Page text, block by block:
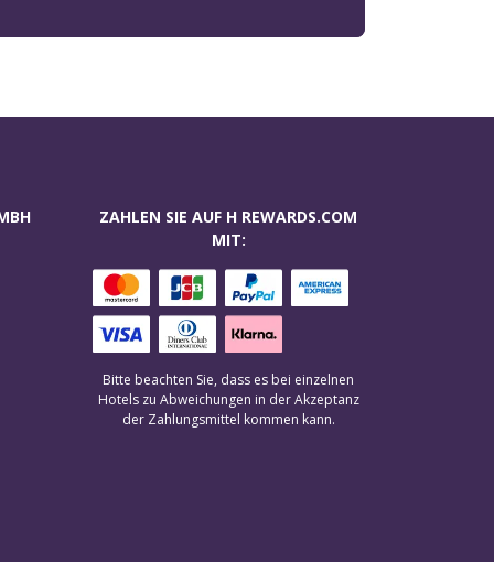
ZAHLEN SIE AUF H REWARDS.COM
MIT:
Bitte beachten Sie, dass es bei einzelnen
Hotels zu Abweichungen in der Akzeptanz
der Zahlungsmittel kommen kann.